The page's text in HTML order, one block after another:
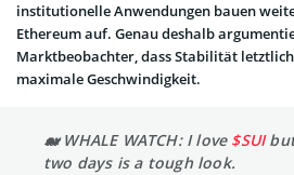
institutionelle Anwendungen bauen
Ethereum auf. Genau deshalb
Marktbeobachter, dass Stabilität
maximale Geschwindigkeit.
🐋 WHALE WATCH: I love $SUI
two days is a tough look.